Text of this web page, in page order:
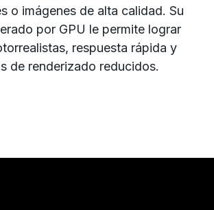
o imágenes de alta calidad. Su
por GPU le permite lograr
respuesta rápida y
de renderizado reducidos.